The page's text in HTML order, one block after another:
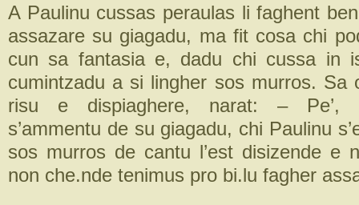
A Paulinu cussas peraulas li faghent
assazare su giagadu, ma fit cosa chi
cun sa fantasia e, dadu chi cussa in
cumintzadu a si lingher sos murros. Sa
risu e dispiaghere, narat: – Pe’,
s’ammentu de su giagadu, chi Paulinu
sos murros de cantu l’est disizende e
non che.nde tenimus pro bi.lu fagher